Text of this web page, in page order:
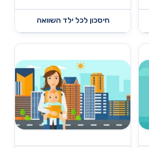
חיסכון לכל ילד השוואה